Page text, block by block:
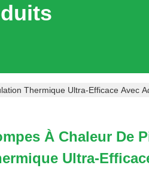
Thermique Ultra-Efficace Avec
À Chaleur De
Ultra-